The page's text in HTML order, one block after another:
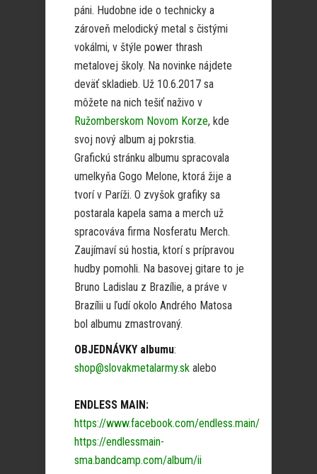
páni. Hudobne ide o technicky a
zároveň melodický metal s čistými
vokálmi, v štýle power thrash
metalovej školy. Na novinke nájdete
deväť skladieb. Už 10.6.2017 sa
môžete na nich tešiť naživo v
Ružomberskom Novom Korze, kde
svoj nový album aj pokrstia.
Grafickú stránku albumu spracovala
umelkyňa Gogo Melone, ktorá žije a
tvorí v Paríži. O zvyšok grafiky sa
postarala kapela sama a merch už
spracováva firma Nosferatu Merch.
Zaujímaví sú hostia, ktorí s prípravou
hudby pomohli. Na basovej gitare to je
Bruno Ladislau z Brazílie, a práve v
Brazílii u ľudí okolo Andrého Matosa
bol albumu zmastrovaný.
OBJEDNÁVKY albumu:
shop@slovakmetalarmy.sk alebo
ENDLESS MAIN:
https://www.facebook.com/endless.main/
https://endlessmain-
sma.bandcamp.com/album/ii